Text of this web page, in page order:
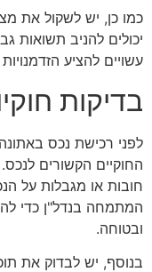
כמו כן, יש לשקול את
יכולים להניב תשואות
עשויים להציע
בדיקות
לפני רכישת נכס
החוקיים הקשורים
חובות או מגבלות על
המתמחה בנדל"ן כדי
ובטוחה.
בנוסף, יש לבדוק את